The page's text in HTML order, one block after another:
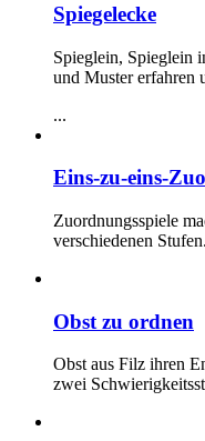
Spiegelecke
Spieglein, Spieglein
und Muster erfahren
...
Eins-zu-eins-
Zuordnungsspiele
verschiedenen Stufen.
Obst zu ordnen
Obst aus Filz ihren
zwei